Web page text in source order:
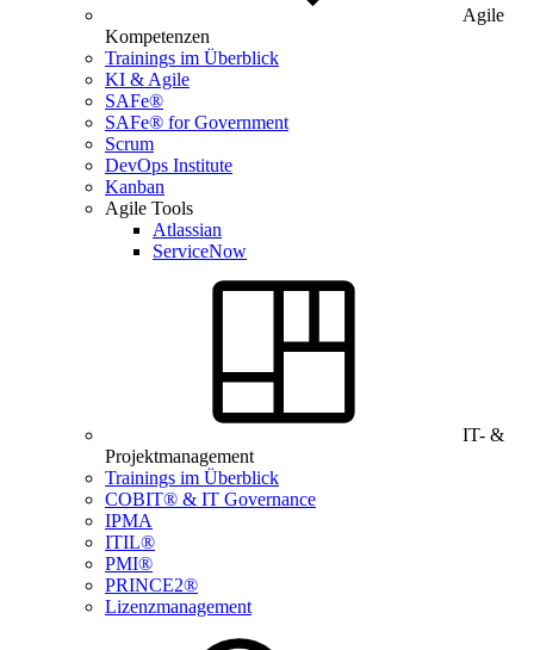
Agile
Kompetenzen
Trainings im Überblick
KI & Agile
SAFe®
SAFe® for Government
Scrum
DevOps Institute
Kanban
Agile Tools
Atlassian
ServiceNow
IT- &
Projektmanagement
Trainings im Überblick
COBIT® & IT Governance
IPMA
ITIL®
PMI®
PRINCE2®
Lizenzmanagement